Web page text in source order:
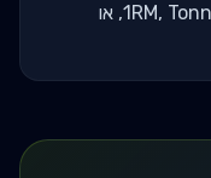
איך אתה מודד התקדמות - 1RM, Tonnage, או